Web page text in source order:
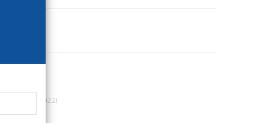
e ragazzi